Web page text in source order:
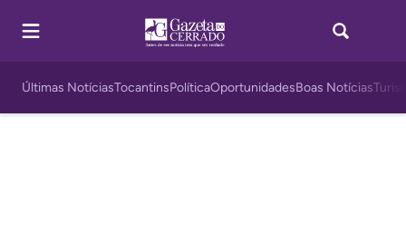
Últimas NotíciasTocantinsPolíticaOportunidadesBoas Notícias